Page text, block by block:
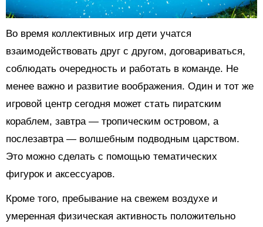
Во время коллективных игр дети учатся
взаимодействовать друг с другом, договариваться,
соблюдать очередность и работать в команде. Не
менее важно и развитие воображения. Один и тот же
игровой центр сегодня может стать пиратским
кораблем, завтра — тропическим островом, а
послезавтра — волшебным подводным царством.
Это можно сделать с помощью тематических
фигурок и аксессуаров.
Кроме того, пребывание на свежем воздухе и
умеренная физическая активность положительно